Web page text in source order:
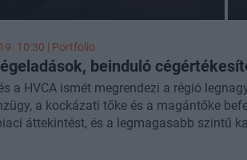
10:30 | Portfolio
beinduló
a HVCA ismét megrendezi a régió
a kockázati tőke és a magántőke
áttekintést, és a legmagasabb szintű